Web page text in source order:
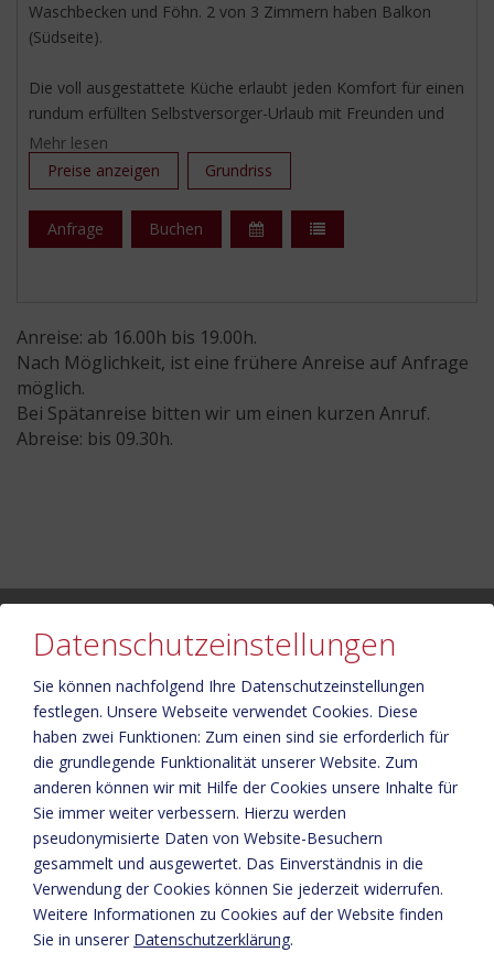
Waschbecken und Föhn. 2 von 3 Zimmern haben Balkon
(Südseite).
Die voll ausgestattete Küche erlaubt jeden Komfort für einen
rundum erfüllten Selbstversorger-Urlaub mit Freunden und
der ganzen Familie. Hier können Sie in ungezwungener
Atmosphäre mit Ihren Freunden schöne Abende verbringen.
Geschirrspüler, Backofen, Ceranplatten, Mikrowellenherd,
Kaffeemaschine Sitzecke sind vorhanden.
WLAN, 1 x Handtücher und 1 x Bettwäsche sind inkl.
Exkl. Endreinigung.
Kurznächtigung auf Anfrage.
Mehr lesen
Preise anzeigen
Grundriss
Anfrage Buchen
Anreise: ab 16.00h bis 19.00h.
Nach Möglichkeit, ist eine frühere Anreise auf Anfrage
möglich.
Bei Spätanreise bitten wir um einen kurzen Anruf.
Abreise: bis 09.30h.
Bitte aktivieren Sie in den Cookie Einstellungen die Option
"Funktionalität" für die korrekte Map-Darstellung
Cookie Einstellungen
Datenschutzeinstellungen
Sie können nachfolgend Ihre Datenschutzeinstellungen
festlegen. Unsere Webseite verwendet Cookies. Diese
haben zwei Funktionen: Zum einen sind sie erforderlich für
die grundlegende Funktionalität unserer Website. Zum
anderen können wir mit Hilfe der Cookies unsere Inhalte für
Sie immer weiter verbessern. Hierzu werden
pseudonymisierte Daten von Website-Besuchern
gesammelt und ausgewertet. Das Einverständnis in die
Verwendung der Cookies können Sie jederzeit widerrufen.
Weitere Informationen zu Cookies auf der Website finden
Sie in unserer Datenschutzerklärung.